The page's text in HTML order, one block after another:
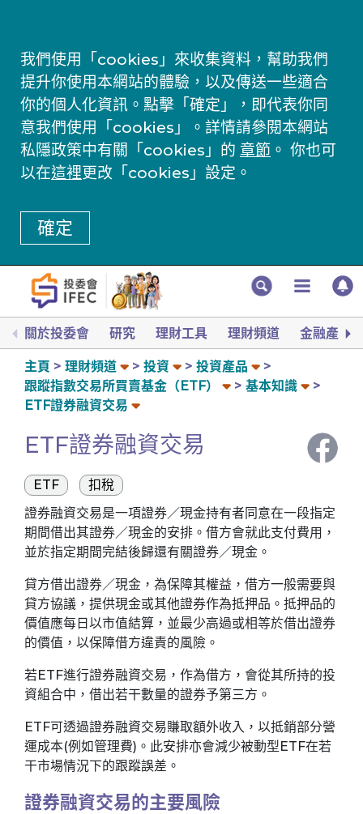
我們使用「cookies」來收集資料，幫助我們
提升你使用本網站的體驗，以及傳送一些適合
你的個人化資訊。點擊「確定」，即代表你同
意我們使用「cookies」。詳情請參閱本網站
私隱政策中有關「cookies」的 章節 。 你也可
以在這裡更改「cookies」設定。
確定
關於投委會 研究 理財工具 理財頻道 金融產品
主頁 理財頻道 投資
投資產品
跟蹤指數交易所買賣基金（ETF）
基本知識
ETF證券融資交易
ETF證券融資交易
ETF
扣稅
證券融資交易是一項證券／現金持有者同意在一段指定
期間借出其證券／現金的安排。借方會就此支付費用，
並於指定期間完結後歸還有關證券／現金。
貸方借出證券／現金，為保障其權益，借方一般需要與
貸方協議，提供現金或其他證券作為抵押品。抵押品的
價值應每日以市值結算，並最少高過或相等於借出證券
的價值，以保障借方違責的風險。
若ETF進行證券融資交易，作為借方，會從其所持的投
資組合中，借出若干數量的證券予第三方。
ETF可透過證券融資交易賺取額外收入，以抵銷部分營
運成本(例如管理費)。此安排亦會減少被動型ETF在若
干市場情況下的跟蹤誤差。
證券融資交易的主要風險